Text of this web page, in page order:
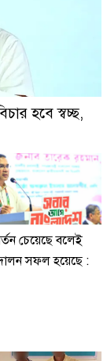
হবে স্বচ্ছ,
চেয়েছে বলেই
সফল হয়েছে :